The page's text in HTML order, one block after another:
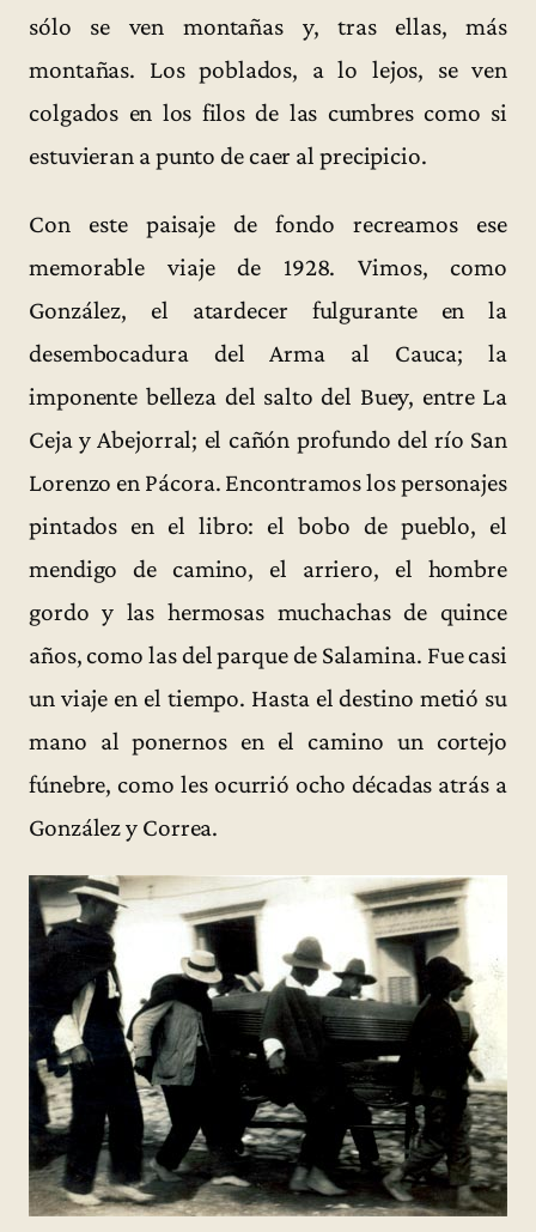
sólo se ven montañas y, tras ellas, más
montañas. Los poblados, a lo lejos, se ven
colgados en los filos de las cumbres como si
estuvieran a punto de caer al precipicio.
Con este paisaje de fondo recreamos ese
memorable viaje de 1928. Vimos, como
González, el atardecer fulgurante en la
desembocadura del Arma al Cauca; la
imponente belleza del salto del Buey, entre La
Ceja y Abejorral; el cañón profundo del río San
Lorenzo en Pácora. Encontramos los personajes
pintados en el libro: el bobo de pueblo, el
mendigo de camino, el arriero, el hombre
gordo y las hermosas muchachas de quince
años, como las del parque de Salamina. Fue casi
un viaje en el tiempo. Hasta el destino metió su
mano al ponernos en el camino un cortejo
fúnebre, como les ocurrió ocho décadas atrás a
González y Correa.